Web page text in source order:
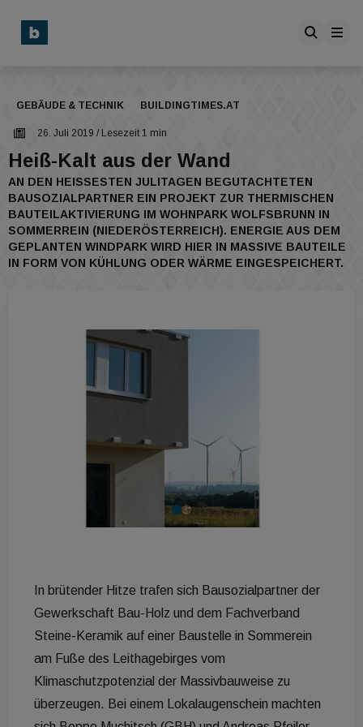
GEBÄUDE & TECHNIK BUILDINGTIMES.AT
26. Juli 2019 / Lesezeit 1 min
Heiß-Kalt aus der Wand
AN DEN HEISSESTEN JULITAGEN BEGUTACHTETEN B
AUSOZIALPARTNER EIN PROJEKT ZUR THERMISCHEN B
AUTEILAKTIVIERUNG IM WOHNPARK WOLFSBRUNN IN S
OMMERREIN (NIEDERÖSTERREICH). ENERGIE AUS DEM G
EPLANTEN WINDPARK WIRD HIER IN MASSIVE BAUTEILE I
N FORM VON KÜHLUNG ODER WÄRME EINGESPEICHERT.
In brütender Hitze trafen sich Bausozialpartner der
Gewerkschaft Bau-Holz und dem Fachverband
Steine-Keramik auf einer Baustelle in Sommerein
am Fuße des Leithagebirges vom
Klimaschutzpotenzial der Massivbauweise zu
überzeugen. Bei einem Lokalaugenschein machten